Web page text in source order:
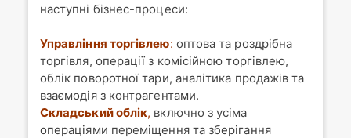
наступні бізнес-процеси:
Управління торгівлею: оптова та роздрібна
торгівля, операції з комісійною торгівлею,
облік поворотної тари, аналітика продажів та
взаємодія з контрагентами.
Складський облік, включно з усіма
операціями переміщення та зберігання